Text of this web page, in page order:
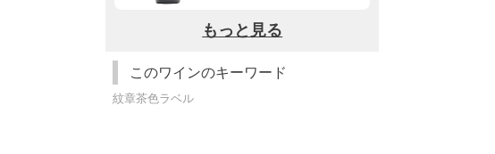
もっと見る
このワインのキーワード
紋章茶色ラベル